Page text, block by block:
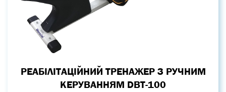
РЕАБІЛІТАЦІЙНИЙ ТРЕНАЖЕР З РУЧНИМ
КЕРУВАННЯМ DBT-100